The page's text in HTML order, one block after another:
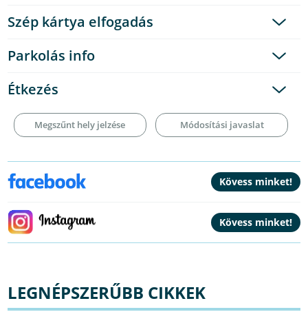
Szép kártya elfogadás
Parkolás info
Étkezés
Megszűnt hely jelzése Módosítási javaslat
LEGNÉPSZERŰBB CIKKEK